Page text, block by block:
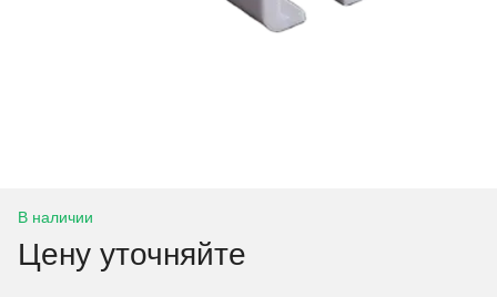
В наличии
Цену уточняйте